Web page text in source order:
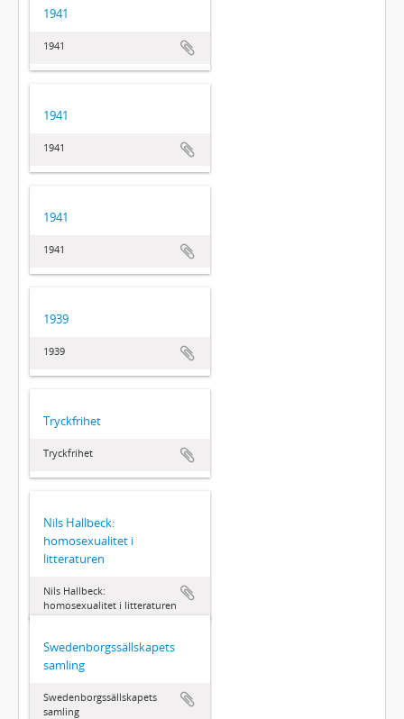
1941
1941
1941
1941
1941
1941
1939
1939
Tryckfrihet
Tryckfrihet
Nils Hallbeck:
homosexualitet i
litteraturen
Nils Hallbeck:
homosexualitet i litteraturen
Swedenborgssällskapets
samling
Swedenborgssällskapets
samling